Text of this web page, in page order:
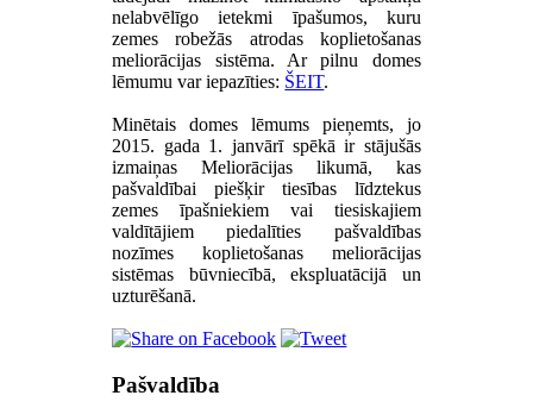
nelabvēlīgo ietekmi īpašumos, kuru
zemes robežās atrodas koplietošanas
meliorācijas sistēma. Ar pilnu domes
lēmumu var iepazīties: ŠEIT.
Minētais domes lēmums pieņemts, jo
2015. gada 1. janvārī spēkā ir stājušās
izmaiņas Meliorācijas likumā, kas
pašvaldībai piešķir tiesības līdztekus
zemes īpašniekiem vai tiesiskajiem
valdītājiem piedalīties pašvaldības
nozīmes koplietošanas meliorācijas
sistēmas būvniecībā, ekspluatācijā un
uzturēšanā.
Pašvaldība